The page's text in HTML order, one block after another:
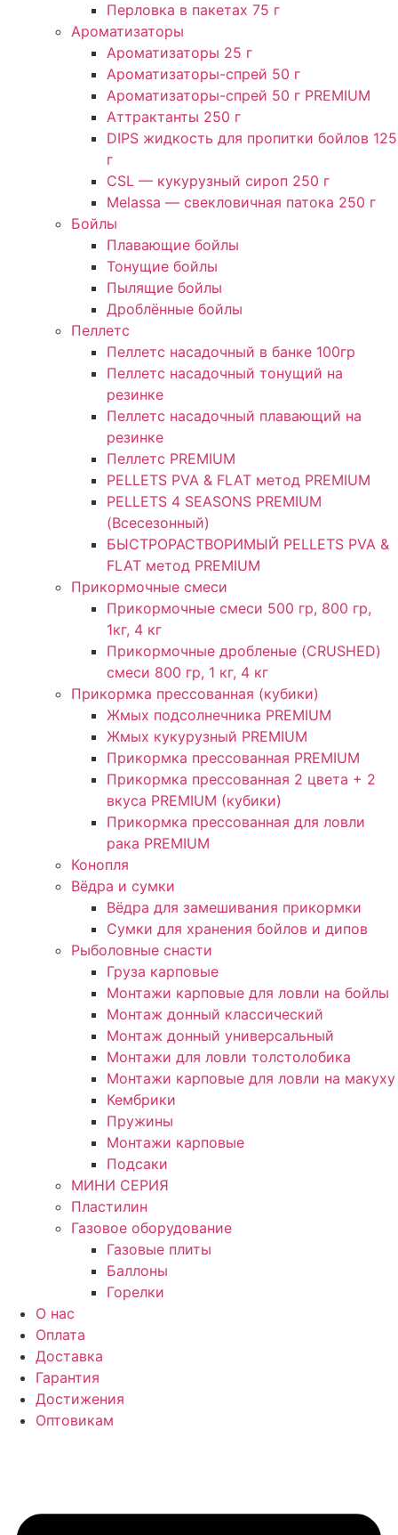
Перловка в пакетах 75 г
Ароматизаторы
Ароматизаторы 25 г
Ароматизаторы-спрей 50 г
Ароматизаторы-спрей 50 г PREMIUM
Аттрактанты 250 г
DIPS жидкость для пропитки бойлов 125
г
CSL — кукурузный сироп 250 г
Melassa — свекловичная патока 250 г
Бойлы
Плавающие бойлы
Тонущие бойлы
Пылящие бойлы
Дроблённые бойлы
Пеллетс
Пеллетс насадочный в банке 100гр
Пеллетс насадочный тонущий на
резинке
Пеллетс насадочный плавающий на
резинке
Пеллетс PREMIUM
PELLETS PVA & FLAT метод PREMIUM
PELLETS 4 SEASONS PREMIUM
(Всесезонный)
БЫСТРОРАСТВОРИМЫЙ PELLETS PVA &
FLAT метод PREMIUM
Прикормочные смеси
Прикормочные смеси 500 гр, 800 гр,
1кг, 4 кг
Прикормочные дробленые (CRUSHED)
смеси 800 гр, 1 кг, 4 кг
Прикормка прессованная (кубики)
Жмых подсолнечника PREMIUM
Жмых кукурузный PREMIUM
Прикормка прессованная PREMIUM
Прикормка прессованная 2 цвета + 2
вкуса PREMIUM (кубики)
Прикормка прессованная для ловли
рака PREMIUM
Конопля
Вёдра и сумки
Вёдра для замешивания прикормки
Сумки для хранения бойлов и дипов
Рыболовные снасти
Груза карповые
Монтажи карповые для ловли на бойлы
Монтаж донный классический
Монтаж донный универсальный
Монтажи для ловли толстолобика
Монтажи карповые для ловли на макуху
Кембрики
Пружины
Монтажи карповые
Подсаки
МИНИ СЕРИЯ
Пластилин
Газовое оборудование
Газовые плиты
Баллоны
Горелки
О нас
Оплата
Доставка
Гарантия
Достижения
Оптовикам